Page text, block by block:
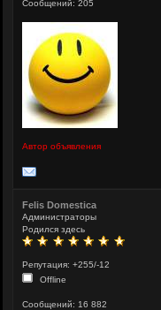
Сообщений: 205
Автор объявления
Felis Domestica
Администраторы
Родился здесь
Репутация: +255/-12
Offline
Сообщений: 16 882